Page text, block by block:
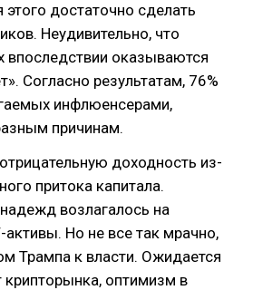
достаточно сделать
Неудивительно, что
впоследствии оказываются
Согласно результатам, 76%
инфлюенсерами,
причинам.
доходность из-
притока капитала.
возлагалось на
Но не все так мрачно,
Трампа к власти. Ожидается
оптимизм в